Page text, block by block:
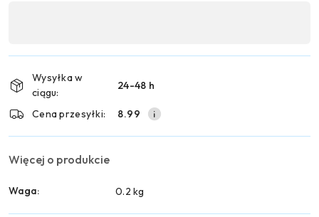
płatność
dostawa
Wysyłka w
ciągu:
24-48 h
Cena przesyłki: 8.99
Więcej o produkcie
Waga: 0.2 kg